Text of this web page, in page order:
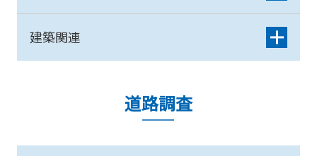
建築関連
道路調査